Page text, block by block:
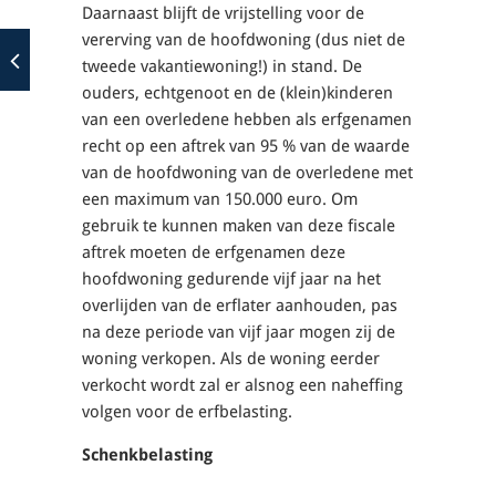
Daarnaast blijft de vrijstelling voor de
vererving van de hoofdwoning (dus niet de
tweede vakantiewoning!) in stand. De
ouders, echtgenoot en de (klein)kinderen
van een overledene hebben als erfgenamen
recht op een aftrek van 95 % van de waarde
van de hoofdwoning van de overledene met
een maximum van 150.000 euro. Om
gebruik te kunnen maken van deze fiscale
aftrek moeten de erfgenamen deze
hoofdwoning gedurende vijf jaar na het
overlijden van de erflater aanhouden, pas
na deze periode van vijf jaar mogen zij de
woning verkopen. Als de woning eerder
verkocht wordt zal er alsnog een naheffing
volgen voor de erfbelasting.
Schenkbelasting